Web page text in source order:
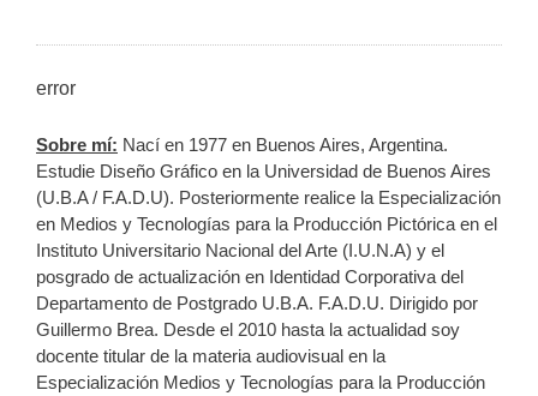
error
Sobre mí: Nací en 1977 en Buenos Aires, Argentina.
Estudie Diseño Gráfico en la Universidad de Buenos Aires
(U.B.A / F.A.D.U). Posteriormente realice la Especialización
en Medios y Tecnologías para la Producción Pictórica en el
Instituto Universitario Nacional del Arte (I.U.N.A) y el
posgrado de actualización en Identidad Corporativa del
Departamento de Postgrado U.B.A. F.A.D.U. Dirigido por
Guillermo Brea. Desde el 2010 hasta la actualidad soy
docente titular de la materia audiovisual en la
Especialización Medios y Tecnologías para la Producción